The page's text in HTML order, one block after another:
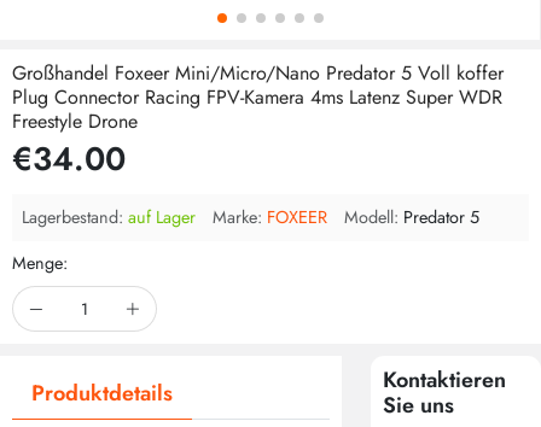
Großhandel Foxeer Mini/Micro/Nano Predator 5 Voll koffer
Plug Connector Racing FPV-Kamera 4ms Latenz Super WDR
Freestyle Drone
€34.00
Lagerbestand: auf Lager Marke: FOXEER Modell: Predator 5
Menge:
Produktdetails
Kontaktieren
Sie uns